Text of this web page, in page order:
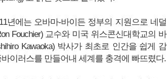
년에는 오바마-바이든 정부의 지원으로 네덜
Fouchier) 교수와 미국 위스콘신대학교의 바
Kawaoka) 박사가 최초로 인간을 쉽게 감
이러스를 만들어내 세계를 충격에 빠뜨렸다.